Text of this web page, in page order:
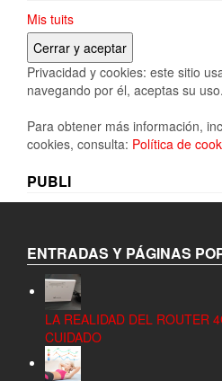
Mis tuits
Privacidad y cookies: este sitio
navegando por él, aceptas su uso.
Para obtener más información,
cookies, consulta: Política de
PUBLI
ENTRADAS Y PÁGINAS
LA REALIDAD DEL ROUTER
CUIDADO